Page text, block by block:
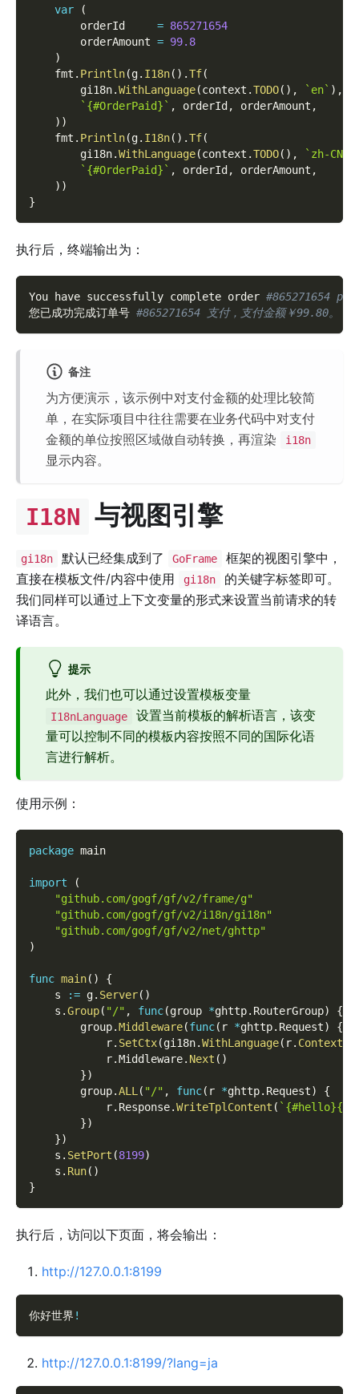
var
(
        orderId
= 865271654
        orderAmount
= 99.8
)
    fmt
. Println(g. I18n( ) .Tf(
        gi18n
.WithLanguage(context .TODO( ) , `en` ) ,
`{#OrderPaid}` , orderId , orderAmount ,
) )
    fmt
. Println(g. I18n( ) .Tf(
        gi18n
.WithLanguage(context .TODO( ) , `zh-CN`
`{#OrderPaid}` , orderId , orderAmount ,
) )
}
执行后，终端输出为：
You have successfully complete order #865271654
您已成功完成订单号 #865271654 支付，支付金额￥99.80。
备注
为方便演示，该示例中对支付金额的处理比较简
单，在实际项目中往往需要在业务代码中对支付
金额的单位按照区域做自动转换，再渲染
i18n
显示内容。
I18N 与视图引擎
gi18n 默认已经集成到了 GoFrame
框架的视图引擎中，
直接在模板文件/内容中使用
gi18n
的关键字标签即可。
我们同样可以通过上下文变量的形式来设置当前请求的转
译语言。
提示
此外，我们也可以通过设置模板变量
I18nLanguage
设置当前模板的解析语言，该变
量可以控制不同的模板内容按照不同的国际化语
言进行解析。
使用示例：
package main
import
(
"github.com/gogf/gf/v2/frame/g"
"github.com/gogf/gf/v2/i18n/gi18n"
"github.com/gogf/gf/v2/net/ghttp"
)
func main( )
{
    s
:= g. Server( )
    s
.Group( "/" , func(group *ghttp. RouterGroup)
{
        group
.Middleware(func( r *ghttp. Request)
{
            r
. SetCtx(gi18n.WithLanguage( r. Context
            r
.Middleware. Next ( )
})
        group
.ALL( "/" , func( r *ghttp. Request)
{
            r
. Response.WriteTplContent (
})
})
    s
. SetPort (8199)
    s
. Run( )
}
执行后，访问以下页面，将会输出：
http://127.0.0.1:8199
你好世界 !
http://127.0.0.1:8199/?lang=ja